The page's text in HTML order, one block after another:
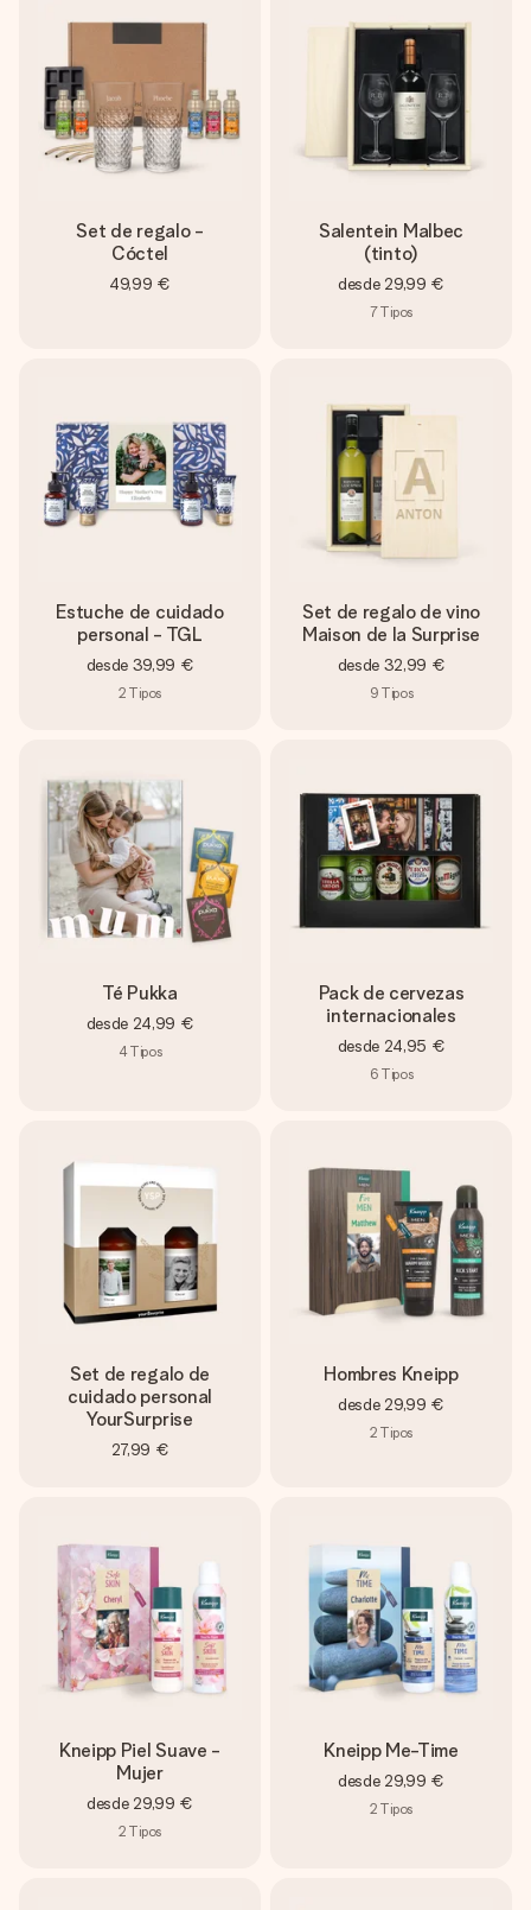
Set de regalo -
Cóctel
49,99 €
Salentein Malbec
(tinto)
desde 29,99 €
7Tipos
Estuche de cuidado
personal - TGL
desde 39,99 €
2 Tipos
Set de regalo de vino
Maison de la Surprise
desde 32,99 €
9 Tipos
Té Pukka
desde 24,99 €
4Tipos
Pack de cervezas
internacionales
desde 24,95 €
6 Tipos
Set de regalo de
cuidado personal
YourSurprise
27,99 €
Hombres Kneipp
desde 29,99 €
2 Tipos
Kneipp Piel Suave -
Mujer
desde 29,99 €
2 Tipos
Kneipp Me-Time
desde 29,99 €
2 Tipos